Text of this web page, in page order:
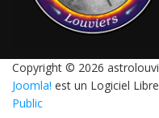
Copyright © 2026
Joomla! est un Logiciel
Public